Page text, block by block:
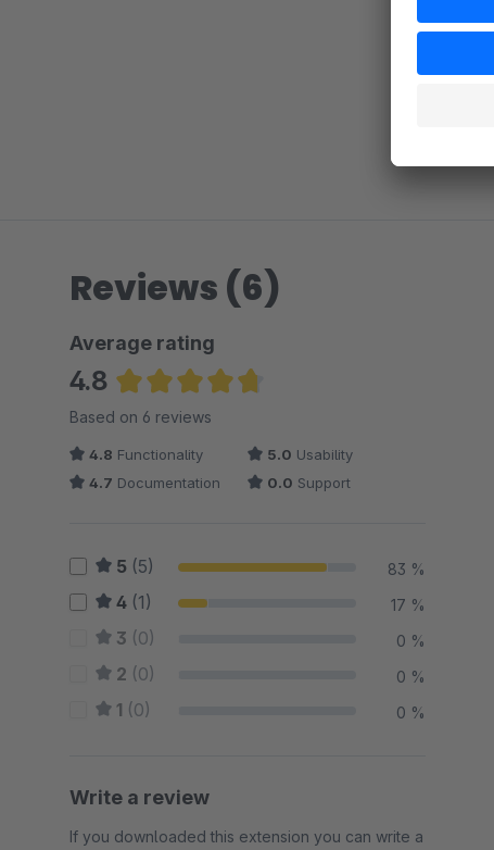
Reviews (6)
Average rating
4.8
Average rating of 4.83 out of 5 stars
Based on 6 reviews
4.8 Functionality 5.0 Usability
4.7 Documentation 0.0 Support
5 (5) 83 %
4 (1) 17 %
3 (0) 0 %
2 (0) 0 %
1 (0) 0 %
Write a review
If you downloaded this extension you can write a